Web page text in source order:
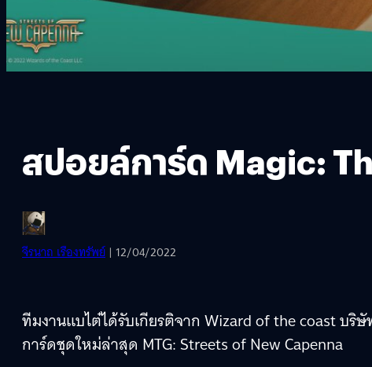
สปอยล์การ์ด Magic:
จีรนาถ เรืองทรัพย์ | 12/04/2022
ทีมงานแบไต๋ได้รับเกียรติจาก Wizard of the coast บริ
การ์ดชุดใหม่ล่าสุด MTG: Streets of New Capenna